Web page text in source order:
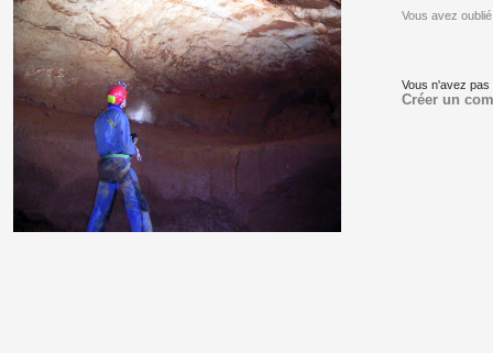
Vous avez
Vous n'avez
Créer un